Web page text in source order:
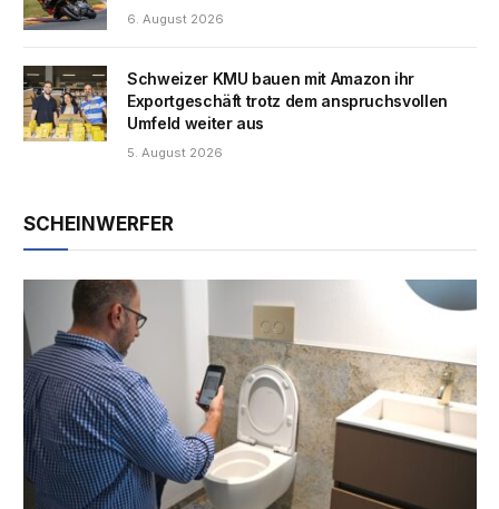
6. August 2026
Schweizer KMU bauen mit Amazon ihr
Exportgeschäft trotz dem anspruchsvollen
Umfeld weiter aus
5. August 2026
SCHEINWERFER